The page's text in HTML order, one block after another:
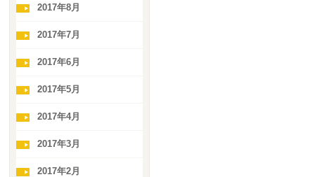
2017年8月
2017年7月
2017年6月
2017年5月
2017年4月
2017年3月
2017年2月